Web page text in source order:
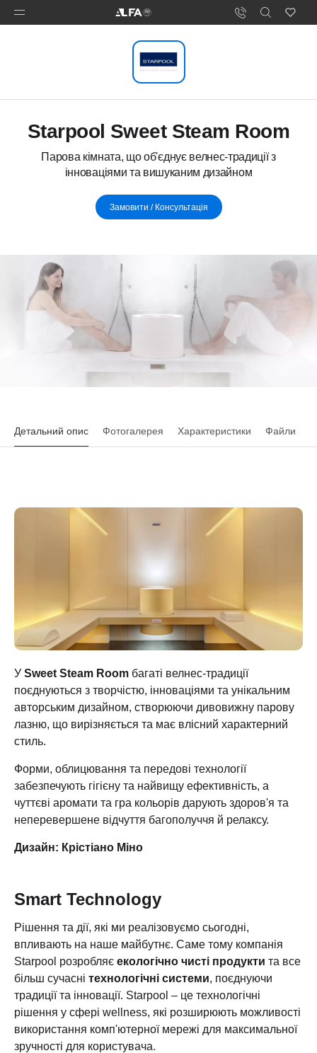
Starpool Sweet Steam Room
Парова кімната, що об'єднує велнес-традиції з
інноваціями та вишуканим дизайном
Замовити / Консультація
Детальний опис Фотогалерея Характеристики Файли
У Sweet Steam Room багаті велнес-традиції
поєднуються з творчістю, інноваціями та унікальним
авторським дизайном, створюючи дивовижну парову
лазню, що вирізняється та має влісний характерний
стиль.
Форми, облицювання та передові технології
забезпечують гігієну та найвищу ефективність, а
чуттєві аромати та гра кольорів дарують здоров'я та
неперевершене відчуття багополуччя й релаксу.
Дизайн: Крістіано Міно
Smart Technology
Рішення та дії, які ми реалізовуємо сьогодні,
впливають на наше майбутнє. Саме тому компанія
Starpool розробляє екологічно чисті продукти та все
більш сучасні технологічні системи , поєднуючи
традиції та інновації. Starpool – це технологічні
рішення у сфері wellness, які розширюють можливості
використання комп'ютерної мережі для максимальної
зручності для користувача.